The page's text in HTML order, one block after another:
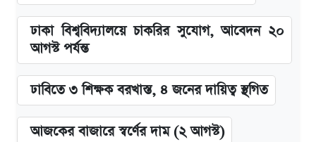
ঢাকা বিশ্ববিদ্যালয়ে চাকরির সুযোগ, আবেদন ২০
আগস্ট পর্যন্ত
ঢাবিতে ৩ শিক্ষক বরখাস্ত, ৪ জনের দায়িত্ব স্থগিত
আজকের বাজারে স্বর্ণের দাম (২ আগস্ট)